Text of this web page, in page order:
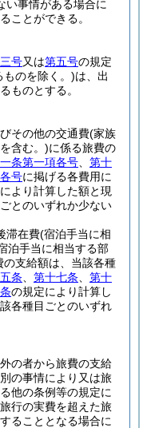
い事情がある場合に
ことができる。
号又は第五号の規定
ものを除く。)は、出
ものとする。
その他の交通費(家族
含む。)に係る旅費の
条第一項各号
第十
号に掲げる各費用に
より計算した額と現
とのいずれか少ない
滞在費(宿泊手当に相
泊手当に相当する部
支給額は、当該各種
条 第十七条
第十
の規定により計算し
各種目ごとのいずれ
の者から旅費の支給
の事情により又は旅
他の条例等の規定に
行の実費を超えた旅
ることとなる場合に